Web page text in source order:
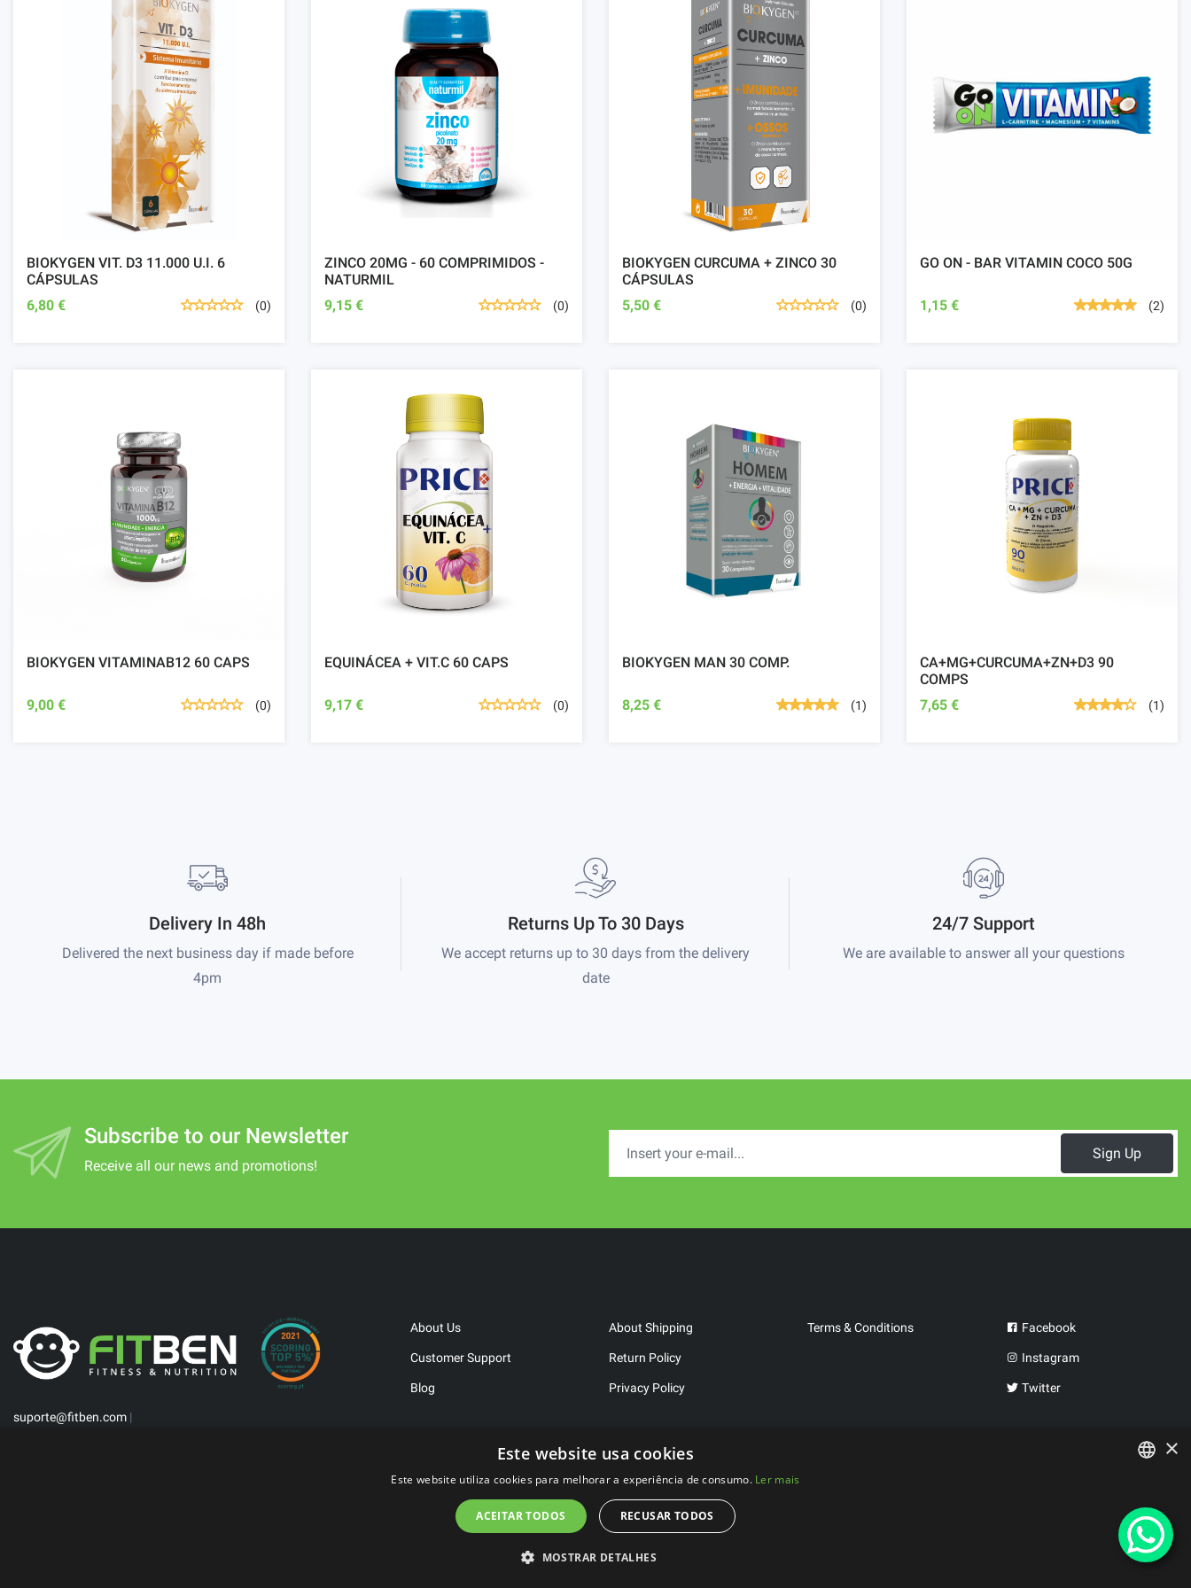
BIOKYGEN VIT. D3 11.000 U.I. 6
CÁPSULAS
6,80 €
(0)
ZINCO 20MG - 60 COMPRIMIDOS -
NATURMIL
9,15 €
(0)
BIOKYGEN CURCUMA + ZINCO 30
CÁPSULAS
5,50 €
(0)
GO ON - BAR VITAMIN COCO 50G
1,15 € (2)
BIOKYGEN VITAMINAB12 60 CAPS
9,00 € (0)
EQUINÁCEA + VIT.C 60 CAPS
9,17 € (0)
BIOKYGEN MAN 30 COMP.
8,25 € (1)
CA+MG+CURCUMA+ZN+D3 90
COMPS
7,65 €
(1)
Delivery In 48h
Delivered the next business day if made before
4pm
Returns Up To 30 Days
We accept returns up to 30 days from the delivery
date
24/7 Support
We are available to answer all your questions
Subscribe to our Newsletter
Receive all our news and promotions!
Sign Up
suporte@fitben.com |
About Us
Customer Support
Blog
About Shipping
Return Policy
Privacy Policy
Terms & Conditions Facebook
Instagram
Twitter
2023 ©FitBen . All rights reserved.
Developed byWeLove Studio
SPANISH
×
Este website usa cookies
Este website utiliza cookies para melhorar a experiência de consumo. Ler mais
ACEITAR TODOS RECUSAR TODOS
MOSTRAR DETALHES